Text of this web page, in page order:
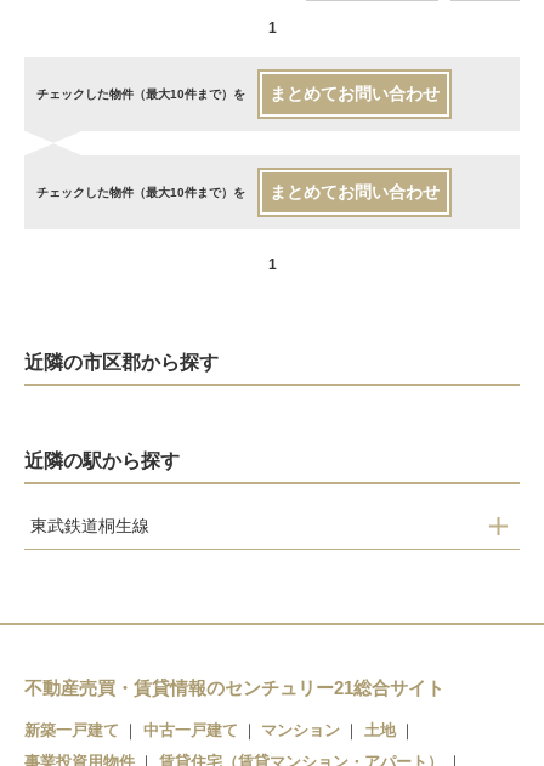
1
チェックした物件（最大10件まで）を まとめてお問い合わせ
チェックした物件（最大10件まで）を まとめてお問い合わせ
1
近隣の市区郡から探す
近隣の駅から探す
東武鉄道桐生線
阿左美
相老
赤城
不動産売買・賃貸情報のセンチュリー21総合サイト
新築一戸建て 中古一戸建て マンション
土地
事業投資用物件
賃貸住宅（賃貸マンション・アパート）